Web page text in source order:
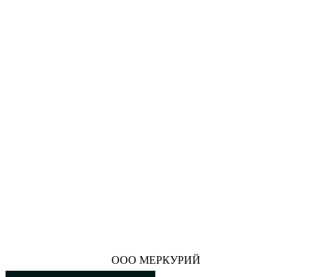
ООО МЕРКУРИЙ